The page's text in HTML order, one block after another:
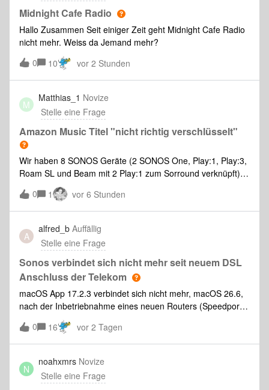
Midnight Cafe Radio
Hallo Zusammen Seit einiger Zeit geht Midnight Cafe Radio
nicht mehr. Weiss da Jemand mehr?
0
10 vor 2 Stunden
M
Matthias_1 Novize
Stelle eine Frage
Amazon Music Titel "nicht richtig verschlüsselt"
Wir haben 8 SONOS Geräte (2 SONOS One, Play:1, Play:3,
Roam SL und Beam mit 2 Play:1 zum Sorround verknüpft) in
unserem Haus verteilt, weil das System mal ziemlich gut war
(den ganzen Ärger mit App-Update etc. lasse ich mal hier
raus).Weiterhin ist ein Amazon Music unlimited-Account mit
der SONOS verknüpft.Seit langem haben wir aber folgende
Problem:Nicht rekonstruierbar werden Titel in Alben
übersprungen, weil ein Titel nicht wiedergegeben werden
kann, da er “nicht richtig verschlüsselt” sei. Wenn man ihn
dann noch mal abspielen will geht er manchmal, manchmal
irgendwann auf. Manchmal geht er und springt
mittendrin.Ich habe auch noch mal den Account in SONOS
entfernt und neu verknüpft. Problem bleibt bestehen (siehe
Screenshot bei Wiedergabe auf der Roam SL). Das
Stelle, an der die eine SONOS steht
gemessen: 349.933kbit/s (sollte ganz knapp ausreichen ;-)
0 1 vor 6 Stunden
A
alfred_b Auffällig
Stelle eine Frage
Sonos verbindet sich nicht mehr seit neuem DSL
Anschluss der Telekom
macOS App 17.2.3 verbindet sich nicht mehr, macOS 26.6,
nach der Inbetriebnahme eines neuen Routers (Speedport
7) der Telekom. Mit dem iPhone klappt es.
0 16 vor 2 Tagen
N
noahxmrs Novize
Stelle eine Frage